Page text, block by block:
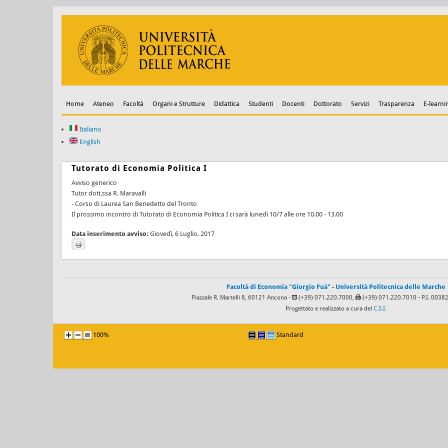
Home Ateneo Facoltà Organi e Strutture Didattica Studenti Docenti Dottorato Servizi Trasparenza E-
Italiano
English
Tutorato di Economia Politica I
Avviso generico
Tutor dott.ssa R. Maravalli
- Corso di Laurea San Benedetto del Tronto
Il prossimo incontro di Tutorato di Economia Politica I ci sarà lunedì 10/7 alle ore 10.00 - 13.00
Data inserimento avviso: Giovedì, 6 Luglio, 2017
Facoltà di Economia "Giorgio Fuà" - Università Politecnica delle Marche
Piazzale R. Martelli 8, 60121 Ancona - (+39) 071.220.7000, (+39) 071.220.7010 - P.I.
Progettato e realizzato a cura del C.S.I.
100% Standard